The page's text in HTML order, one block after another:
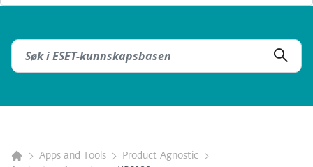
Apps and Tools
Product Agnostic